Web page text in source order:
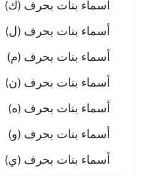
أسماء بنات بحرف (ك)
أسماء بنات بحرف (ل)
أسماء بنات بحرف (م)
أسماء بنات بحرف (ن)
أسماء بنات بحرف (ه)
أسماء بنات بحرف (و)
أسماء بنات بحرف (ي)